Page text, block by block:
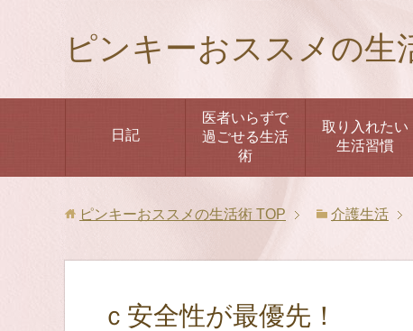
ピンキーおススメの生
日記
医者いらずで
過ごせる生活
術
取り入れたい
生活習慣
ピンキーおススメの生活術 TOP 介護生活
ｃ安全性が最優先！